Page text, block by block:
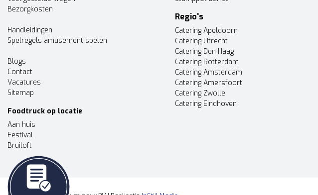
Bezorgkosten
Handleidingen
Spelregels amusement spelen
Blogs
Contact
Vacatures
Sitemap
Foodtruck op locatie
Aan huis
Festival
Bruiloft
Regio's
Catering Apeldoorn
Catering Utrecht
Catering Den Haag
Catering Rotterdam
Catering Amsterdam
Catering Amersfoort
Catering Zwolle
Catering Eindhoven